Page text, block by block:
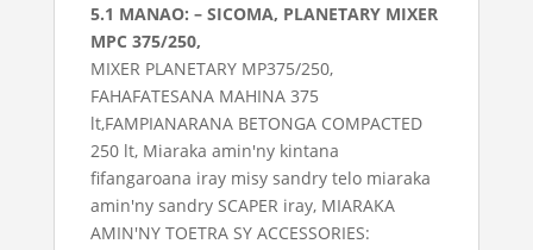
5.1 MANAO: – SICOMA, PLANETARY MIXER
MPC 375/250,
MIXER PLANETARY MP375/250,
FAHAFATESANA MAHINA 375
lt,FAMPIANARANA BETONGA COMPACTED
250 lt, Miaraka amin'ny kintana
fifangaroana iray misy sandry telo miaraka
amin'ny sandry SCAPER iray, MIARAKA
AMIN'NY TOETRA SY ACCESSORIES: